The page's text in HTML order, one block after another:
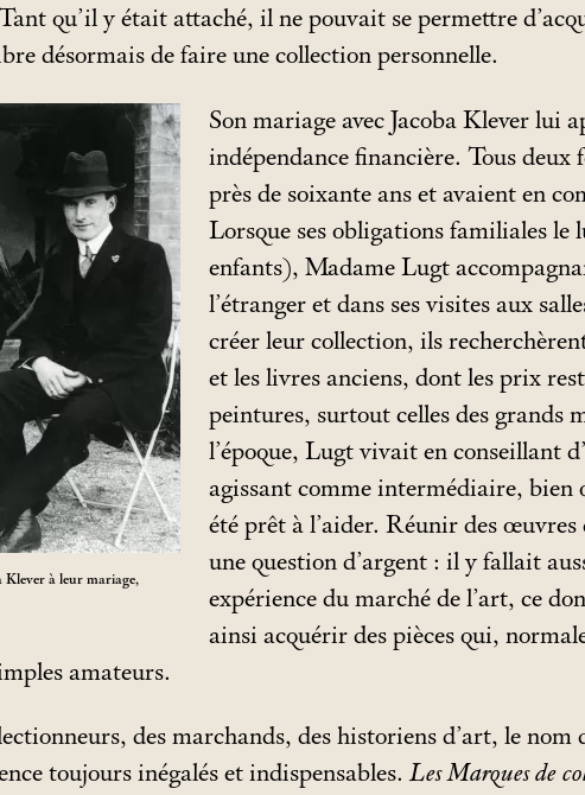
qu’il y était attaché, il ne pouvait se permettre
désormais de faire une collection personnelle.
Klever à leur mariage,
Son mariage avec Jacoba Klever lui
indépendance financière. Tous
près de soixante ans et avaient en
Lorsque ses obligations familiales
enfants), Madame Lugt
l’étranger et dans ses visites aux
créer leur collection, ils
et les livres anciens, dont les prix
peintures, surtout celles des grands
l’époque, Lugt vivait en conseillant
agissant comme intermédiaire, bien
été prêt à l’aider. Réunir des œuvres
une question d’argent : il y fallait
expérience du marché de l’art, ce
ainsi acquérir des pièces qui,
amateurs.
des marchands, des historiens d’art, le nom
toujours inégalés et indispensables. Les Marques de